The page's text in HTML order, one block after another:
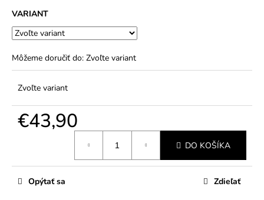
VARIANT
Môžeme doručiť do: Zvoľte variant
Zvoľte variant
€43,90
DO KOŠÍKA
Opýtať sa Zdieľať